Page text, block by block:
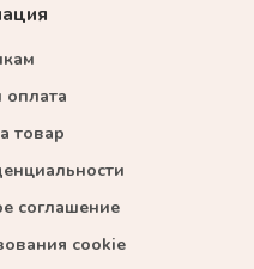
оплата
товар
соглашение
cookie